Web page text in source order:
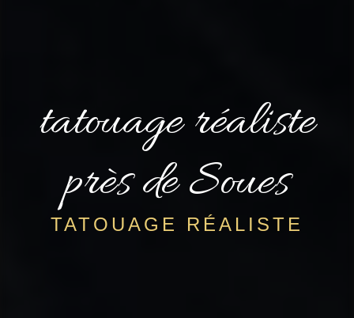
tatouage réaliste
près de Soues
TATOUAGE RÉALISTE